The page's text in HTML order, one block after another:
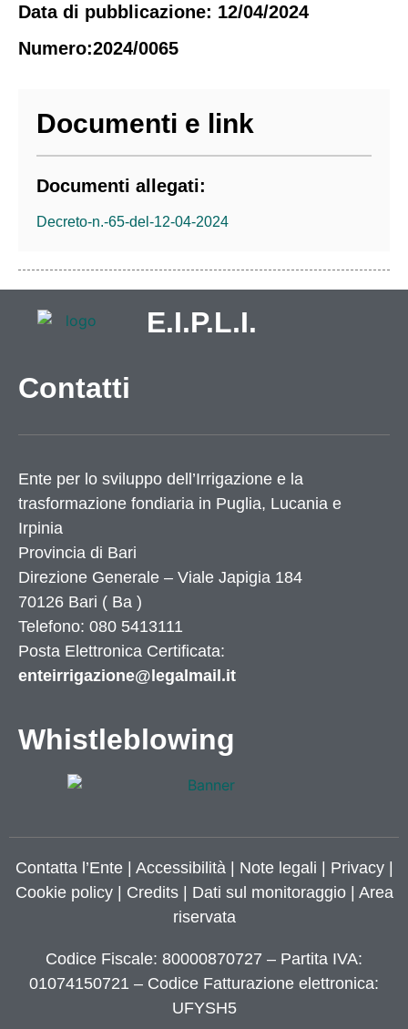
Data di pubblicazione: 12/04/2024
Numero:2024/0065
Documenti e link
Documenti allegati:
Decreto-n.-65-del-12-04-2024
E.I.P.L.I.
Contatti
Ente per lo sviluppo dell’Irrigazione e la
trasformazione fondiaria in Puglia, Lucania e
Irpinia
Provincia di Bari
Direzione Generale – Viale Japigia 184
70126 Bari ( Ba )
Telefono: 080 5413111
Posta Elettronica Certificata:
enteirrigazione@legalmail.it
Whistleblowing
Contatta l’Ente| Accessibilità | Note legali | Privacy|
Cookie policy| Credits| Dati sul monitoraggio | Area
riservata
Codice Fiscale: 80000870727 – Partita IVA:
01074150721 – Codice Fatturazione elettronica:
UFYSH5